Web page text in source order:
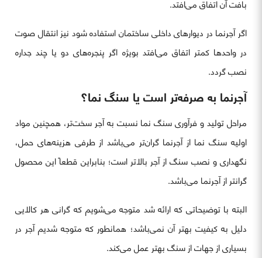
بافت آن اتفاق می‌افتد.
اگر آجرنما در دیوارهای داخلی ساختمان استفاده شود نیز انتقال صوت
در واحدها کمتر اتفاق می‌افتد بویژه اگر پنجره‌های دو یا چند جداره
نصب گردد.
آجرنما به صرفه‌تر است یا سنگ نما؟
مراحل تولید و فرآوری سنگ نما نسبت به آجر سخت‌تر، همچنین مواد
اولیه سنگ نما از آجرنما گران‌تر می‌باشد از طرفی هزینه‌های حمل،
نگهداری و نصب سنگ از آجر بالاتر است؛ بنابراین قطعاً این محصول
گرانتر از آجرنما می‌باشد.
البته با توضیحاتی که ارائه شد متوجه می‌شویم که گرانی هر کالایی
دلیل به کیفیت بهتر آن نمی‌باشد؛ همانطور که متوجه شدیم آجر در
بسیاری از جهات از سنگ بهتر عمل می‌کند.